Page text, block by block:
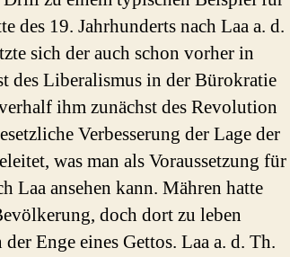
des 19. Jahrhunderts nach Laa a. d.
sich der auch schon vorher in
des Liberalismus in der Bürokratie
ihm zunächst des Revolution
Verbesserung der Lage der
was man als Voraussetzung für
Laa ansehen kann. Mähren hatte
doch dort zu leben
Enge eines Gettos. Laa a. d. Th.